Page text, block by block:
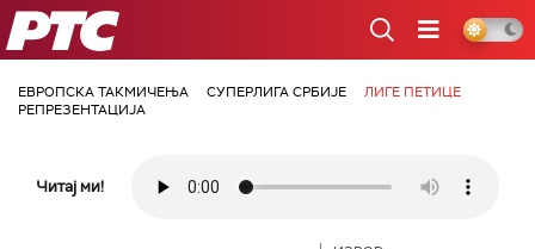
РТС
ЕВРОПСКА ТАКМИЧЕЊА СУПЕРЛИГА СРБИЈЕ
ЛИГЕ ПЕТИЦЕ
РЕПРЕЗЕНТАЦИЈА
Читај ми!